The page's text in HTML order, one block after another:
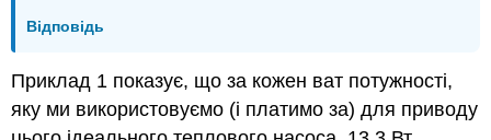
Відповідь
Приклад 1 показує, що за кожен ват потужності,
яку ми використовуємо (і платимо за) для приводу